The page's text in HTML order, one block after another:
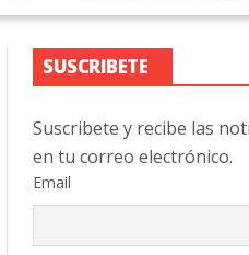
SUSCRIBETE
Suscribete y recibe las
en tu correo electrónico.
Email